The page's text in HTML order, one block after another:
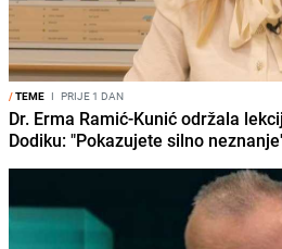
/TEME I PRIJE 1 DAN
Dr. Erma Ramić-Kunić održala
Dodiku: "Pokazujete silno